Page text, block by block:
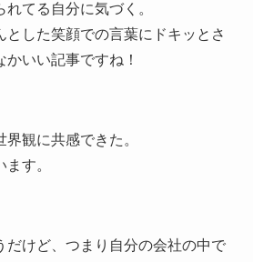
てる自分に気づく。
とした笑顔での言葉にドキッとさ
いい記事ですね！
観に共感できた。
す。
だけど、つまり自分の会社の中で